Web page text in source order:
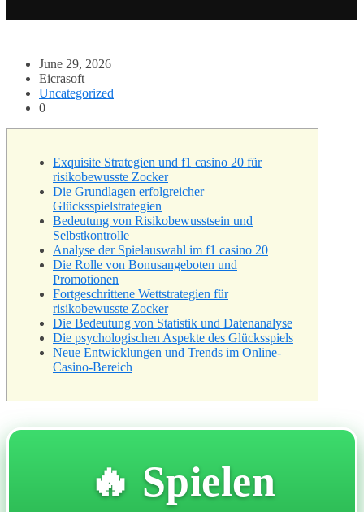
June 29, 2026
Eicrasoft
Uncategorized
0
Exquisite Strategien und f1 casino 20 für
risikobewusste Zocker
Die Grundlagen erfolgreicher
Glücksspielstrategien
Bedeutung von Risikobewusstsein und
Selbstkontrolle
Analyse der Spielauswahl im f1 casino 20
Die Rolle von Bonusangeboten und
Promotionen
Fortgeschrittene Wettstrategien für
risikobewusste Zocker
Die Bedeutung von Statistik und Datenanalyse
Die psychologischen Aspekte des Glücksspiels
Neue Entwicklungen und Trends im Online-
Casino-Bereich
🔥 Spielen